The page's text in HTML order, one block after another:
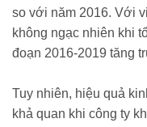
so với năm 2016. Với
không ngạc nhiên khi
đoạn 2016-2019 tăng
Tuy nhiên, hiệu quả
khả quan khi công ty